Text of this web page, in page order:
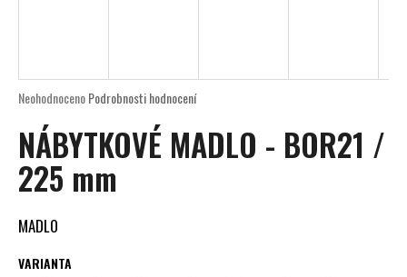
Průměrné
produktu
je
0,0
z
hvězdiček.
NeohodnocenoPodrobnosti hodnocení
NÁBYTKOVÉ MADLO - BOR21 /
225 mm
MADLO
VARIANTA
í
t